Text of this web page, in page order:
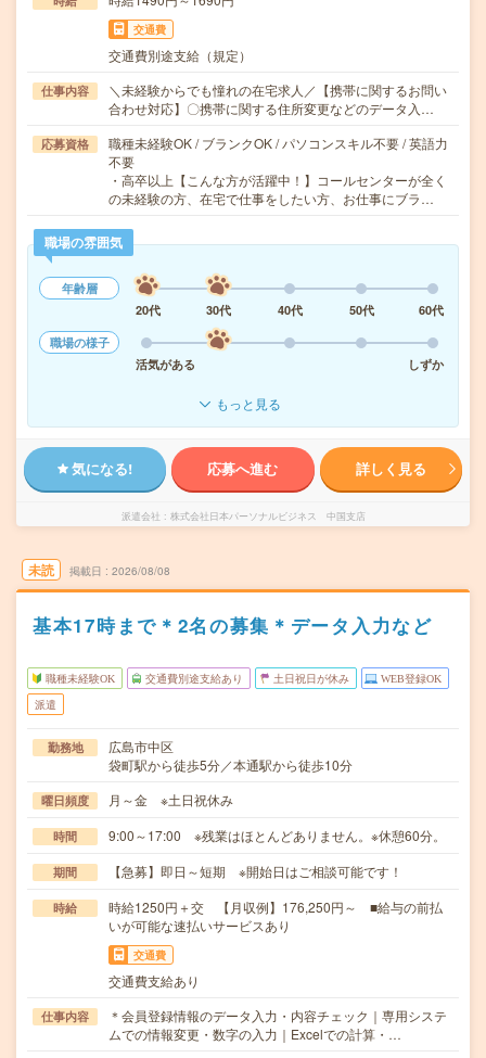
交通費
交通費別途支給（規定）
仕事内容
＼未経験からでも憧れの在宅求人／【携帯に関するお問い
合わせ対応】〇携帯に関する住所変更などのデータ入…
応募資格
職種未経験OK / ブランクOK / パソコンスキル不要 / 英語力
不要
・高卒以上【こんな方が活躍中！】コールセンターが全く
の未経験の方、在宅で仕事をしたい方、お仕事にブラ…
職場の雰囲気
年齢層
20代
30代 40代 50代
60代
職場の様子
活気がある
しずか
もっと見る
気になる! 応募へ進む 詳しく見る
派遣会社 株式会社日本パーソナルビジネス 中国支店
未読 掲載日 2026/08/08
基本17時まで＊2名の募集＊データ入力など
職種未経験OK 交通費別途支給あり 土日祝日が休み WEB登録OK
派遣
勤務地
広島市中区
袋町駅から徒歩5分／本通駅から徒歩10分
曜日頻度 月～金 ※土日祝休み
時間 9:00～17:00 ※残業はほとんどありません。※休憩60分。
期間 【急募】即日～短期 ※開始日はご相談可能です！
時給
時給1250円＋交 【月収例】176,250円～ ■給与の前払
いが可能な速払いサービスあり
交通費
交通費支給あり
仕事内容
＊会員登録情報のデータ入力・内容チェック｜専用システ
ムでの情報変更・数字の入力｜Excelでの計算・…